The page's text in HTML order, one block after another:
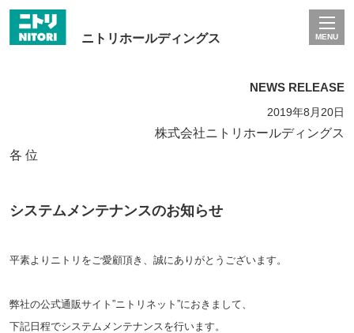
ニトリホールディングス MENU
NEWS RELEASE
2019年8月20日
株式会社ニトリホールディングス
各 位
システムメンテナンスのお知らせ
平素よりニトリをご愛顧頂き、誠にありがとうございます。
弊社の公式通販サイト”ニトリネット”におきまして、
下記日程でシステムメンテナンスを行います。